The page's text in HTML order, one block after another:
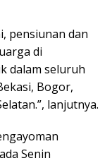
pensiunan dan
di
dalam seluruh
Bogor,
lanjutnya.
Senin